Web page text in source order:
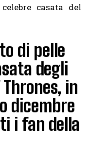
casata del
di pelle
degli
in
dicembre
i fan della